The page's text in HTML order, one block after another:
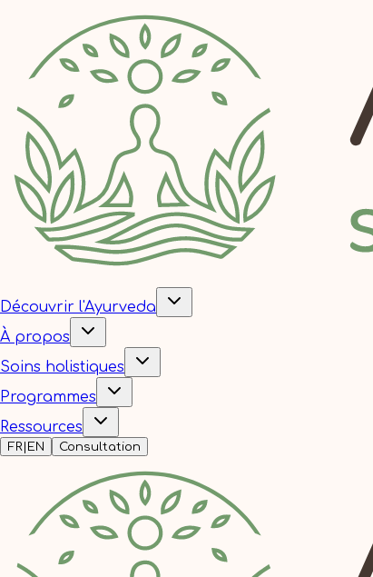
Découvrir l'Ayurveda
À propos
Soins holistiques
Programmes
Ressources
FR| EN Consultation